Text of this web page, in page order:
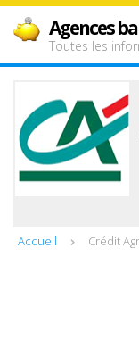
Agences
Toutes les
Accueil Crédit